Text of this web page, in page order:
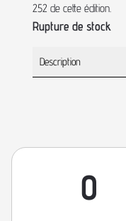
252 de cette édition.
Rupture de stock
Description
0